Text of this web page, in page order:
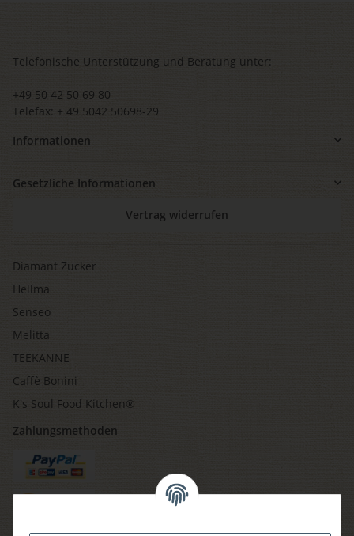
Telefonische Unterstützung und Beratung unter:
+49 50 42 50 69 80
Telefax: + 49 5042 50698-29
Informationen
Gesetzliche Informationen
Vertrag widerrufen
Diamant Zucker
Hellma
Senseo
Melitta
TEEKANNE
Caffè Bonini
K's Soul Food Kitchen®
Zahlungsmethoden